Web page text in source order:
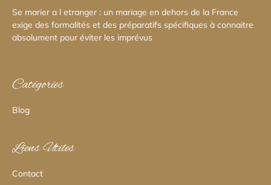
Se marier a l etranger : un mariage en dehors de la France
exige des formalités et des préparatifs spécifiques à connaitre
absolument pour éviter les imprévus
Catégories
Blog
Liens Utiles
Contact